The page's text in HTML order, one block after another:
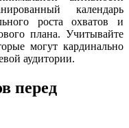
календарь
роста охватов и
плана. Учитывайте
могут кардинально
аудитории.
перед